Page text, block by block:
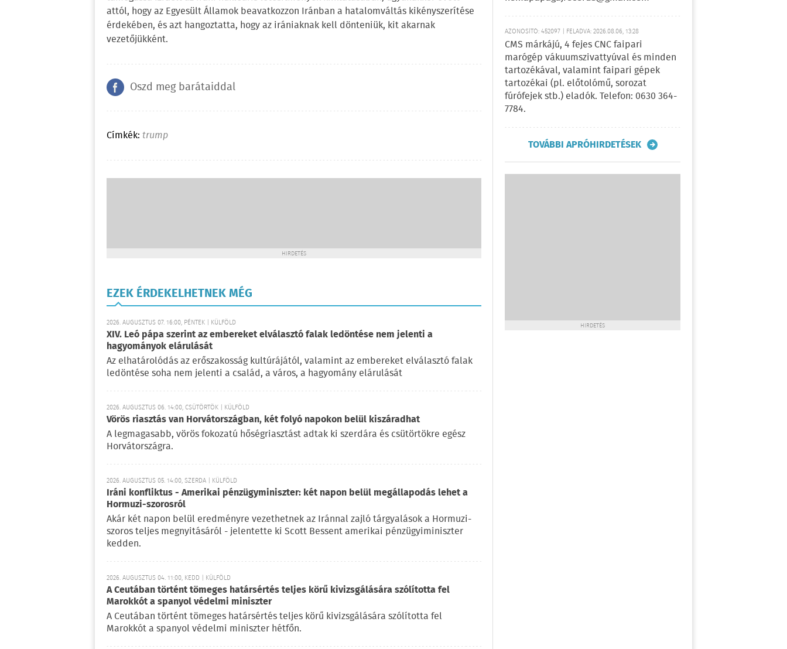
attól, hogy az Egyesült Államok beavatkozzon Iránban a hatalomváltás kikényszerítése
érdekében, és azt hangoztatta, hogy az irániaknak kell dönteniük, kit akarnak
vezetőjükként.
Oszd meg barátaiddal
Címkék: trump
HIRDETÉS
EZEK ÉRDEKELHETNEK MÉG
2026. AUGUSZTUS 07. 16:00, PÉNTEK | KÜLFÖLD
XIV. Leó pápa szerint az embereket elválasztó falak ledöntése nem jelenti a
hagyományok elárulását
Az elhatárolódás az erőszakosság kultúrájától, valamint az embereket elválasztó falak
ledöntése soha nem jelenti a család, a város, a hagyomány elárulását
2026. AUGUSZTUS 06. 14:00, CSÜTÖRTÖK | KÜLFÖLD
Vörös riasztás van Horvátországban, két folyó napokon belül kiszáradhat
A legmagasabb, vörös fokozatú hőségriasztást adtak ki szerdára és csütörtökre egész
Horvátországra.
2026. AUGUSZTUS 05. 14:00, SZERDA | KÜLFÖLD
Iráni konfliktus - Amerikai pénzügyminiszter: két napon belül megállapodás lehet a
Hormuzi-szorosról
Akár két napon belül eredményre vezethetnek az Iránnal zajló tárgyalások a Hormuzi-
szoros teljes megnyitásáról - jelentette ki Scott Bessent amerikai pénzügyiminiszter
kedden.
2026. AUGUSZTUS 04. 11:00, KEDD | KÜLFÖLD
A Ceutában történt tömeges határsértés teljes körű kivizsgálására szólította fel
Marokkót a spanyol védelmi miniszter
A Ceutában történt tömeges határsértés teljes körű kivizsgálására szólította fel
Marokkót a spanyol védelmi miniszter hétfőn.
AZONOSÍTÓ: 452097 | FELADVA: 2026.08.06, 13:28
CMS márkájú, 4 fejes CNC faipari
marógép vákuumszivattyúval és minden
tartozékával, valamint faipari gépek
tartozékai (pl. előtolómű, sorozat
fúrófejek stb.) eladók. Telefon: 0630 364-
7784.
TOVÁBBI APRÓHIRDETÉSEK
HIRDETÉS